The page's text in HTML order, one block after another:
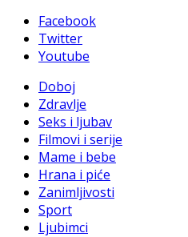
Facebook
Twitter
Youtube
Doboj
Zdravlje
Seks i ljubav
Filmovi i serije
Mame i bebe
Hrana i piće
Zanimljivosti
Sport
Ljubimci